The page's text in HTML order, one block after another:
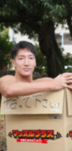
Update:
チョ オレンジの人
てマッチョ
ード